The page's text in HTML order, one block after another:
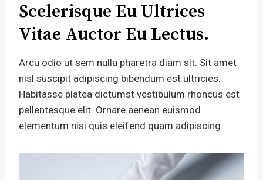
Scelerisque Eu Ultrices
Vitae Auctor Eu Lectus.
Arcu odio ut sem nulla pharetra diam sit. Sit amet
nisl suscipit adipiscing bibendum est ultricies.
Habitasse platea dictumst vestibulum rhoncus est
pellentesque elit. Ornare aenean euismod
elementum nisi quis eleifend quam adipiscing.